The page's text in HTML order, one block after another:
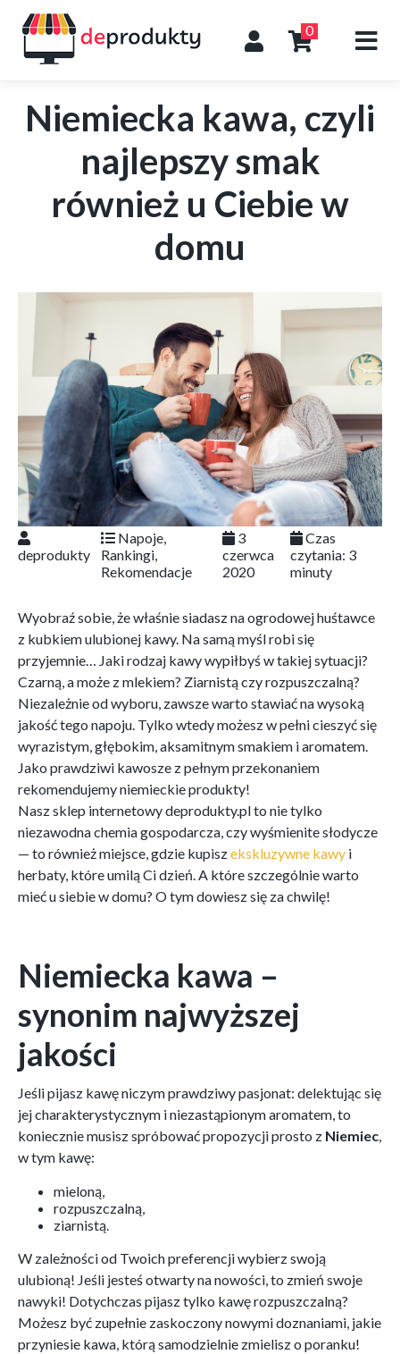
0
Niemiecka kawa, czyli
najlepszy smak
również u Ciebie w
domu
deprodukty
Napoje,
Rankingi,
Rekomendacje
3
czerwca
2020
Czas
czytania: 3
minuty
Wyobraź sobie, że właśnie siadasz na ogrodowej huśtawce
z kubkiem ulubionej kawy. Na samą myśl robi się
przyjemnie… Jaki rodzaj kawy wypiłbyś w takiej sytuacji?
Czarną, a może z mlekiem? Ziarnistą czy rozpuszczalną?
Niezależnie od wyboru, zawsze warto stawiać na wysoką
jakość tego napoju. Tylko wtedy możesz w pełni cieszyć się
wyrazistym, głębokim, aksamitnym smakiem i aromatem.
Jako prawdziwi kawosze z pełnym przekonaniem
rekomendujemy niemieckie produkty!
Nasz sklep internetowy deprodukty.pl to nie tylko
niezawodna chemia gospodarcza, czy wyśmienite słodycze
— to również miejsce, gdzie kupiszekskluzywne kawy i
herbaty, które umilą Ci dzień. A które szczególnie warto
mieć u siebie w domu? O tym dowiesz się za chwilę!
Niemiecka kawa –
synonim najwyższej
jakości
Jeśli pijasz kawę niczym prawdziwy pasjonat: delektując się
jej charakterystycznym i niezastąpionym aromatem, to
koniecznie musisz spróbować propozycji prosto z Niemiec,
w tym kawę:
mieloną,
rozpuszczalną,
ziarnistą.
W zależności od Twoich preferencji wybierz swoją
ulubioną! Jeśli jesteś otwarty na nowości, to zmień swoje
nawyki! Dotychczas pijasz tylko kawę rozpuszczalną?
Możesz być zupełnie zaskoczony nowymi doznaniami, jakie
przyniesie kawa, którą samodzielnie zmielisz o poranku!